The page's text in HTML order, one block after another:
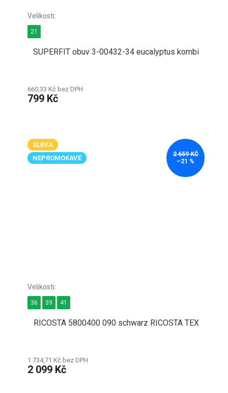
SUPERFIT obuv 3-00432-34 eucalyptus kombi
660,33 Kč bez DPH
799 Kč
21
SLEVA
NEPROMOKAVÉ
2 659 KČ
–21 %
RICOSTA 5800400 090 schwarz RICOSTA TEX
1 734,71 Kč bez DPH
2 099 Kč
36 39 41